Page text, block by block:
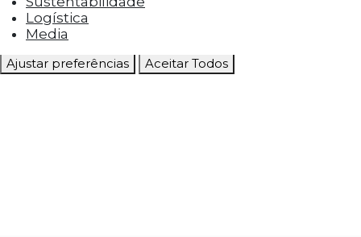
visitaram antes e analisar a eficácia da
campanha publicitária.
Ajustar preferências Aceitar Todos
Logística
Media